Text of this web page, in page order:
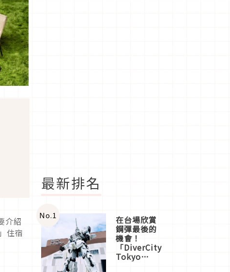
介紹
住宿
最新排名
No.1 在台場欣賞
鋼彈最後的
機會！
「DiverCity
Tokyo